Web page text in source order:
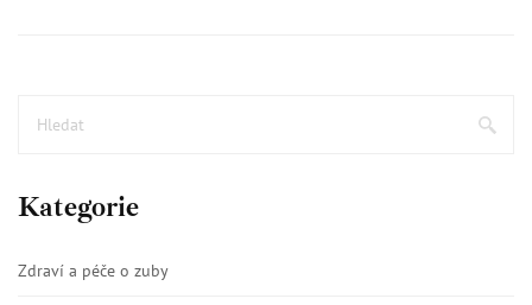
Kategorie
Zdraví a péče o zuby